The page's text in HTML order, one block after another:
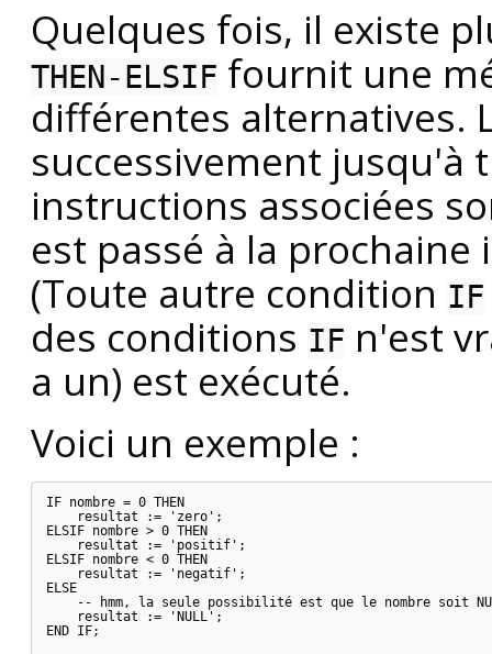
Quelques fois, il existe
THEN-ELSIF fournit une
différentes alternatives.
successivement jusqu'à
instructions associées
est passé à la
(Toute autre condition IF
des conditions IF n'est
a un) est exécuté.
Voici un exemple :
IF nombre = 0 THEN
    resultat := 'zero';
ELSIF nombre > 0 THEN
    resultat := 'positif';
ELSIF nombre < 0 THEN
    resultat := 'negatif';
ELSE
-- hmm, la seule possibilité est que le nombre soit
    resultat := 'NULL';
END IF;